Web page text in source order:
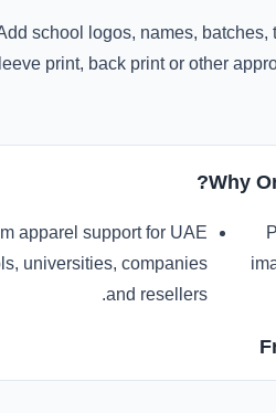
school logos, names, batches,
print, back print or other
Why
apparel support for UAE
universities, companies
and resellers.